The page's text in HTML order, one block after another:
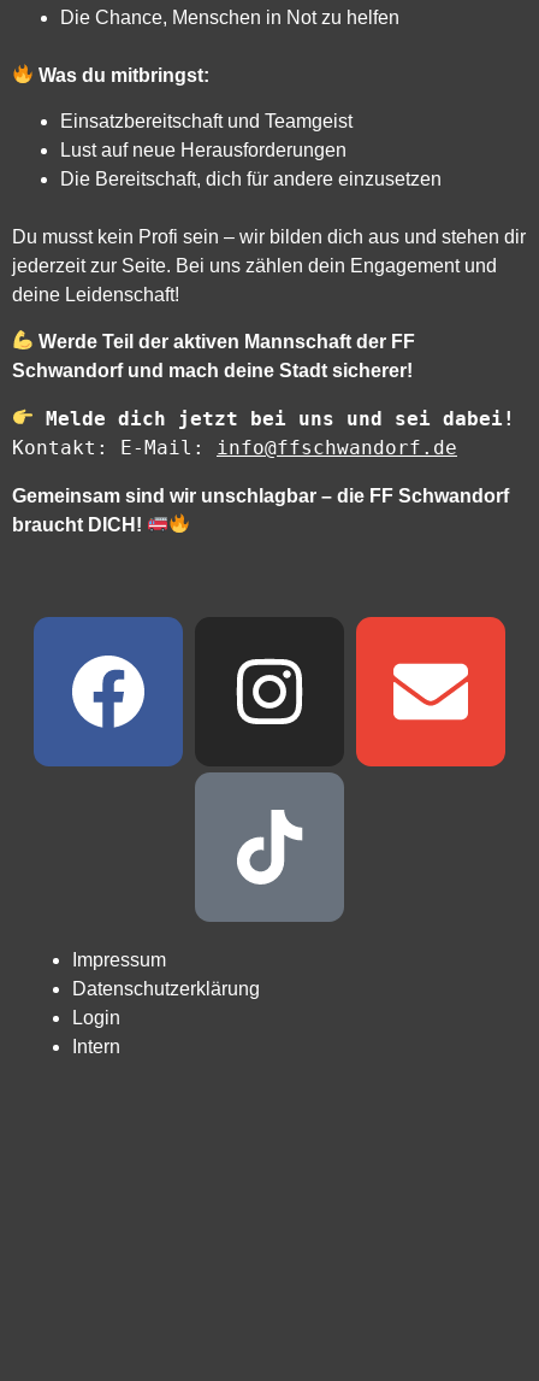
Die Chance, Menschen in Not zu helfen
Was du mitbringst:
Einsatzbereitschaft und Teamgeist
Lust auf neue Herausforderungen
Die Bereitschaft, dich für andere einzusetzen
Du musst kein Profi sein – wir bilden dich aus und stehen dir
jederzeit zur Seite. Bei uns zählen dein Engagement und
deine Leidenschaft!
Werde Teil der aktiven Mannschaft der FF
Schwandorf und mach deine Stadt sicherer!
Melde dich jetzt bei uns und sei dabei!
Kontakt: E-Mail:
info@ffschwandorf.de
Gemeinsam sind wir unschlagbar – die FF Schwandorf
braucht DICH!
Impressum
Datenschutzerklärung
Login
Intern